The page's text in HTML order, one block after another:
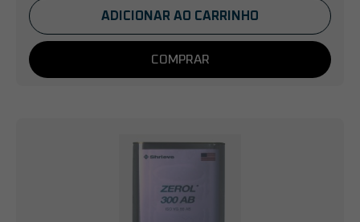
ADICIONAR AO CARRINHO
COMPRAR